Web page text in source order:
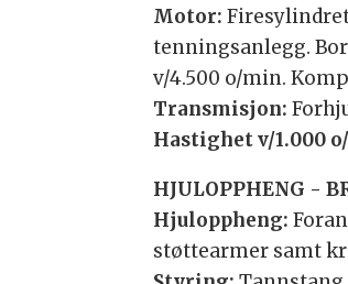
Motor:
tenningsanlegg.
v/4.500 o/min.
Transmisjon:
Hastighet v/1.000
HJULOPPHENG -
Hjuloppheng:
støttearmer samt